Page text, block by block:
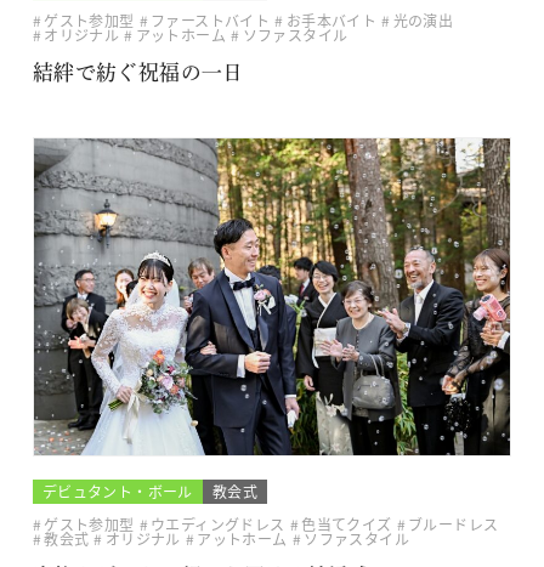
ゲスト参加型
ファーストバイト お手本バイト 光の演出
オリジナル アットホーム
ソファスタイル
結絆で紡ぐ祝福の一日
デビュタント・ボール
教会式
ゲスト参加型
ウエディングドレス 色当てクイズ ブルードレス
教会式 オリジナル アットホーム
ソファスタイル